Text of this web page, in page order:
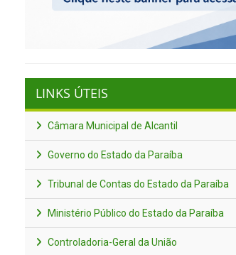
LINKS ÚTEIS
Câmara Municipal de Alcantil
Governo do Estado da Paraíba
Tribunal de Contas do Estado da Paraíba
Ministério Público do Estado da Paraíba
Controladoria-Geral da União